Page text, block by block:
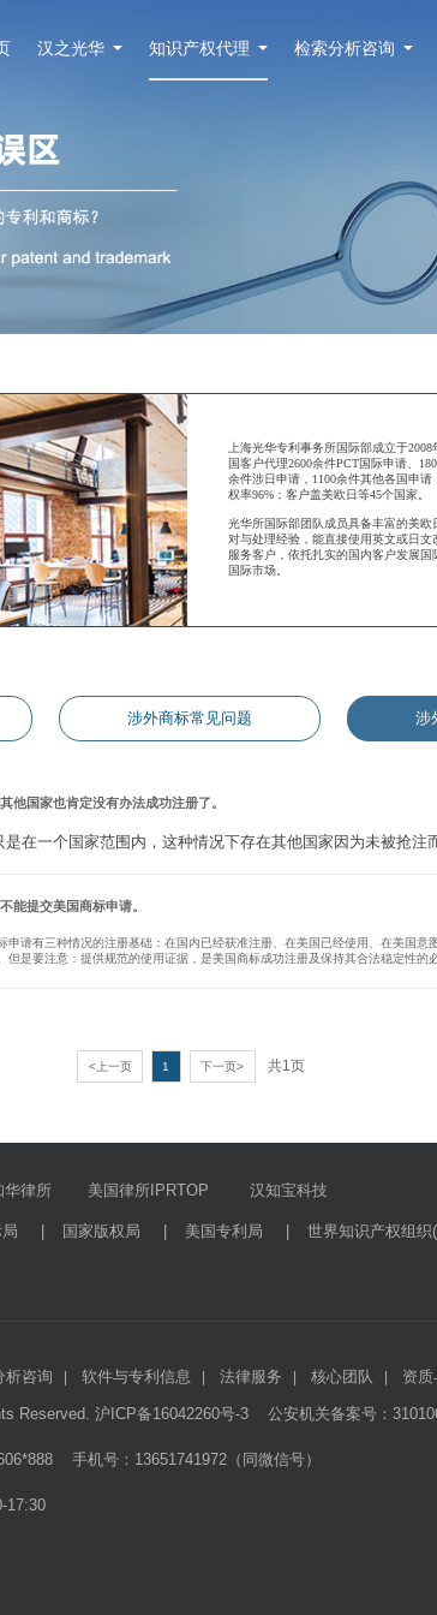
汉之光华 知识产权代理 检索分析咨询
上海光华专利事务所国际部成立于
国客户代理2600余件PCT国际申请、
余件涉日申请，1100余件其他各国申
权率96%；客户盖美欧日等45个国家。
光华所国际部团队成员具备丰富的美
对与处理经验，能直接使用英文或日
服务客户，依托扎实的国内客户发展
国际市场。
涉外商标常见问题 涉
他国家也肯定没有办法成功注册了。
在一个国家范围内，这种情况下存在其他国家因为未被抢注
能提交美国商标申请。
申请有三种情况的注册基础：在国内已经获准注册、在美国已经使用、在美国意
是要注意：提供规范的使用证据，是美国商标成功注册及保持其合法稳定性的必
<上一页 1 下一页> 共1页
华律所 美国律所IPRTOP 汉知宝科技
国家版权局 美国专利局 世界知识产权组织
析咨询 软件与专利信息 法律服务 核心团队 资
Reserved. 沪ICP备16042260号-3 公安机关备案号：
手机号：13651741972（同微信号）
17:30